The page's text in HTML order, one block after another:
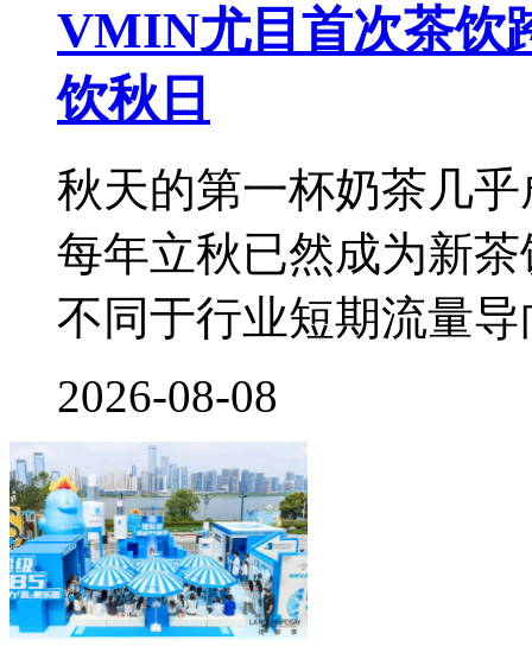
VMIN尤目首次茶饮
饮秋日
秋天的第一杯奶茶几
每年立秋已然成为新
不同于行业短期流量
2026-08-08